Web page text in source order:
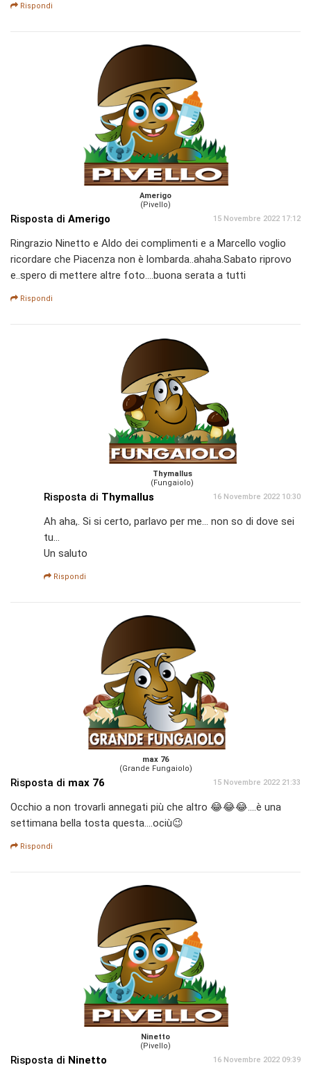
Rispondi
Amerigo
(Pivello)
Risposta di Amerigo 15 Novembre 2022 17:12
Ringrazio Ninetto e Aldo dei complimenti e a Marcello voglio
ricordare che Piacenza non è lombarda..ahaha.Sabato riprovo
e..spero di mettere altre foto....buona serata a tutti
Rispondi
Thymallus
(Fungaiolo)
Risposta di Thymallus 16 Novembre 2022 10:30
Ah aha,. Si si certo, parlavo per me... non so di dove sei
tu...
Un saluto
Rispondi
max 76
(Grande Fungaiolo)
Risposta di max 76 15 Novembre 2022 21:33
Occhio a non trovarli annegati più che altro 😂😂😂....è una
settimana bella tosta questa....ociù😉
Rispondi
Ninetto
(Pivello)
Risposta di Ninetto 16 Novembre 2022 09:39